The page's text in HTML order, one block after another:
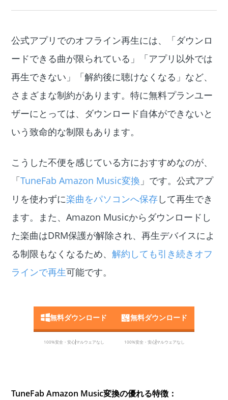
公式アプリでのオフライン再生には、「ダウンロ
ードできる曲が限られている」「アプリ以外では
再生できない」「解約後に聴けなくなる」など、
さまざまな制約があります。特に無料プランユー
ザーにとっては、ダウンロード自体ができないと
いう致命的な制限もあります。
こうした不便を感じている方におすすめなのが、
「TuneFab Amazon Music変換 」です。公式アプ
リを使わずに楽曲をパソコンへ保存して再生でき
ます。また、Amazon Musicからダウンロードし
た楽曲はDRM保護が解除され、再生デバイスによ
る制限もなくなるため、解約しても引き続きオフ
ラインで再生可能です。
無料ダウンロード
100%安全・安心マルウェアなし
無料ダウンロード
100%安全・安心マルウェアなし
TuneFab Amazon Music変換の優れる特徴：